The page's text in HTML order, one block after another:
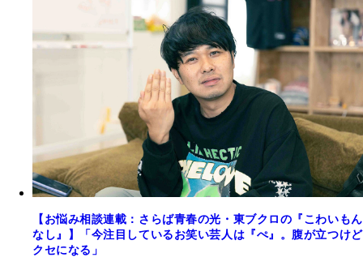
【お悩み相談連載：さらば青春の光・東ブクロの『こわいもん
なし』】「今注目しているお笑い芸人は『ぺ』。腹が立つけど
クセになる」